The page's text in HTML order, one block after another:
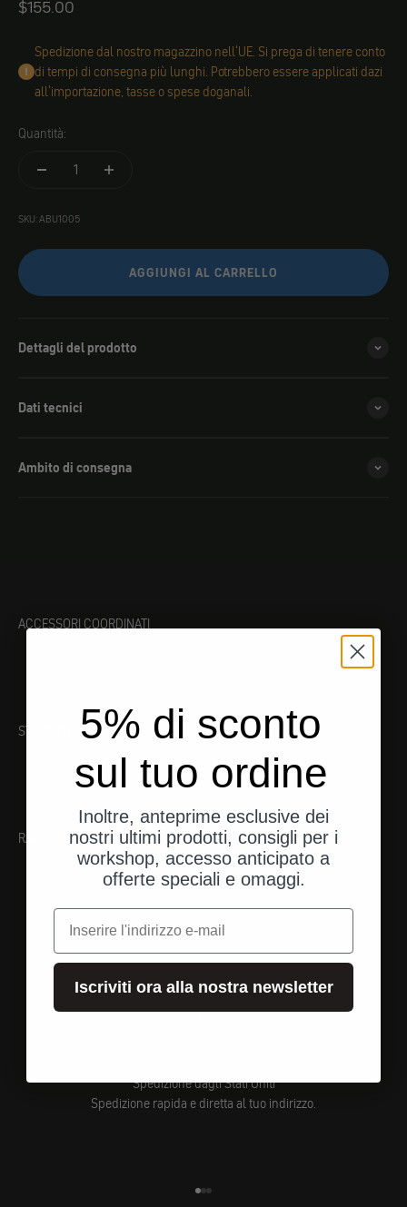
Angebot
$155.00
Spedizione dal nostro magazzino nell'UE. Si prega di tenere conto
di tempi di consegna più lunghi. Potrebbero essere applicati dazi
all'importazione, tasse o spese doganali.
Quantità:
SKU: ABU1005
AGGIUNGI AL CARRELLO
Dettagli del prodotto
Dati tecnici
Ambito di consegna
ACCESSORI COORDINATI
STRUMENTO ADATTO
RACCOMANDAZIONI
Spedizione dagli Stati Uniti
Spedizione rapida e diretta al tuo indirizzo.
5% di sconto
sul tuo ordine
Inoltre, anteprime esclusive dei
nostri ultimi prodotti, consigli per i
workshop, accesso anticipato a
offerte speciali e omaggi.
e-mail
Iscriviti ora alla nostra newsletter